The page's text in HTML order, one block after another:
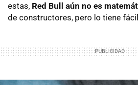
estas, Red Bull aún no es
de constructores, pero lo tiene